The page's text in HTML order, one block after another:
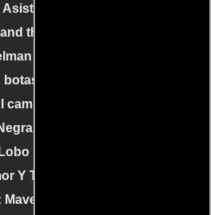
de vampiro
the Wasp: Quantumania
El último deseo
camino del agua
Wakanda por siempre
por la noche
Y Trueno